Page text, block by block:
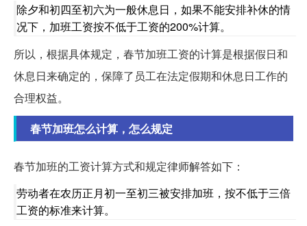
除夕和初四至初六为一般休息日，如果不能安排补休的情
况下，加班工资按不低于工资的200%计算。
所以，根据具体规定，春节加班工资的计算是根据假日和
休息日来确定的，保障了员工在法定假期和休息日工作的
合理权益。
春节加班怎么计算，怎么规定
春节加班的工资计算方式和规定律师解答如下：
劳动者在农历正月初一至初三被安排加班，按不低于三倍
工资的标准来计算。